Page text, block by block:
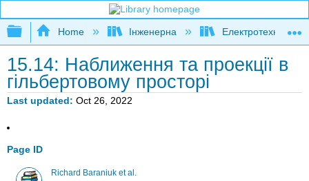
Expand/collapse global hierarchy
Home Інженерна Електротехніка
15.14: Наближення та проекції в
гільбертовому просторі
Last updated Oct 26, 2022
Page ID
Richard Baraniuk et al.